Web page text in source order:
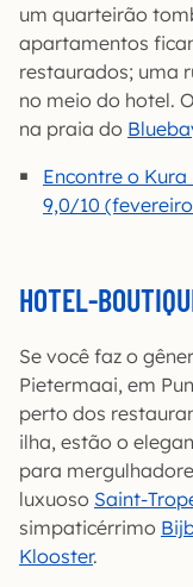
um quarteirão
apartamentos
restaurados; uma
no meio do hotel.
na praia do
Encontre o
9,0/10
HOTEL-
Se você faz o
Pietermaai, em
perto dos
ilha, estão o
para
luxuoso Saint-
simpaticérrimo
Klooster.